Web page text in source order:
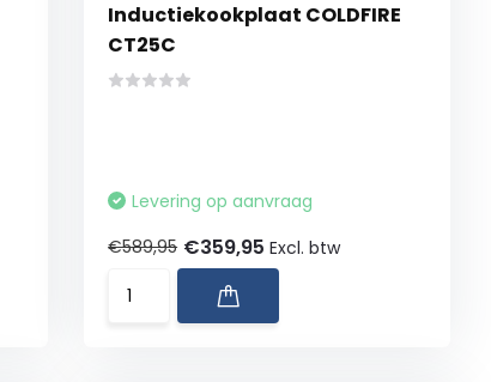
Inductiekookplaat COLDFIRE
CT25C
Levering op aanvraag
€589,95 €359,95Excl. btw